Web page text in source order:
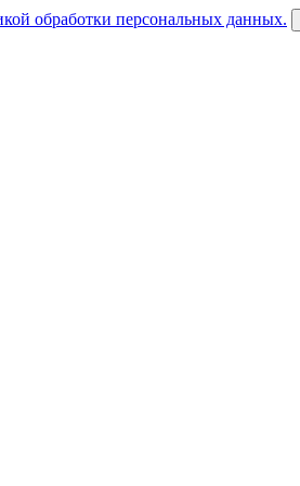
обработки персональных данных.